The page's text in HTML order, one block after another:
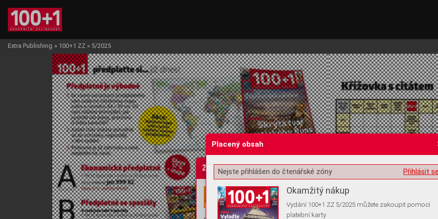
Žádost o souhlas s ukládáním volitelných informací
Extra Publishing » 100+1 ZZ » 5/2025
Placený obsah
Přihlásit
Nejste přihlášen do čtenářské zóny
Okamžitý nákup
Vydání 100+1 ZZ 5/2025 můžete zakoupit pomocí
platební karty